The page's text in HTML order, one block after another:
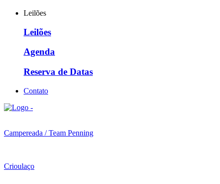
Leilões
Leilões
Agenda
Reserva de Datas
Contato
Campereada / Team Penning
Crioulaço